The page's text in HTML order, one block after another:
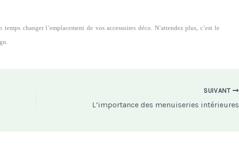
changer l’emplacement de vos accessoires déco. N’attendez plus, c’est le
SUIVANT
L’importance des menuiseries intérieures